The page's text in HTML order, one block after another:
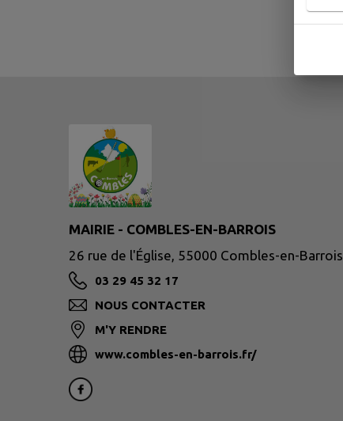
MAIRIE - COMBLES-EN-BARROIS
26 rue de l'Église, 55000 Combles-en-Barrois
03 29 45 32 17
NOUS CONTACTER
M'Y RENDRE
www.combles-en-barrois.fr/